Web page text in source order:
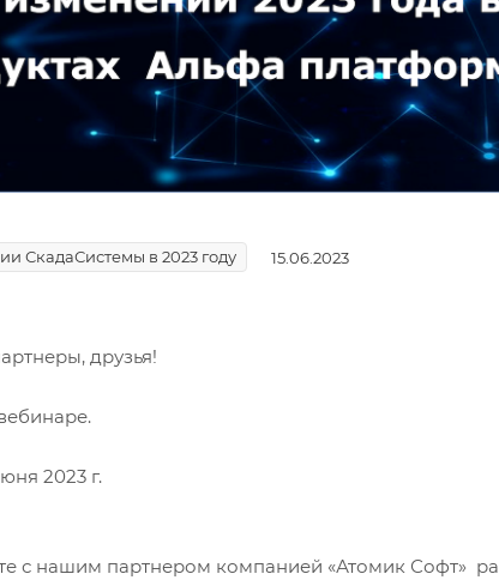
СкадаСистемы в 2023 году 15.06.2023
друзья!
в вебинаре.
15 Июня 2023 г.
с нашим партнером компанией «Атомик Софт»